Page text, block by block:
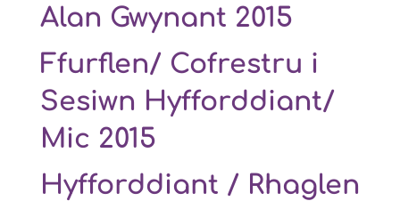
Alan Gwynant 2015
Ffurflen/ Cofrestru i
Sesiwn Hyfforddiant/
Mic 2015
Hyfforddiant / Rhaglen